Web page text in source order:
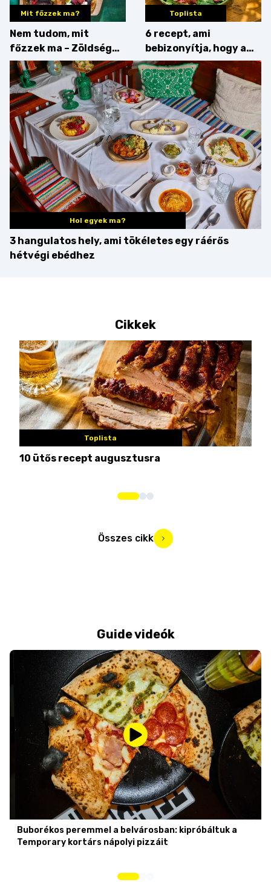
Mit főzzek ma?
Nem tudom, mit
főzzek ma – Zöldség
minden mennyiségben
Toplista
6 recept, ami
bebizonyítja, hogy a
barack húsok mellé is
zseniális
Hol egyek ma?
3 hangulatos hely, ami tökéletes egy ráérős
hétvégi ebédhez
Cikkek
Toplista
10 ütős recept augusztusra
Összes cikk
Guide videók
Buborékos peremmel a belvárosban: kipróbáltuk a
Temporary kortárs nápolyi pizzáit